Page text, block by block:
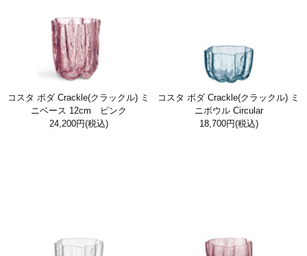
コスタ ボダ Crackle(クラックル) ミ
ニベース 12cm ピンク
24,200円(税込)
コスタ ボダ Crackle(クラックル) ミ
ニボウル Circular
18,700円(税込)